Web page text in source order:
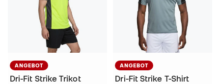
ANGEBOT
Dri-Fit Strike Trikot
ANGEBOT
Dri-Fit Strike T-Shirt